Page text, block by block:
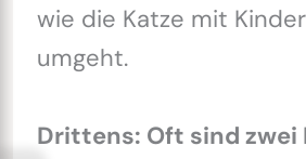
wie die Katze mit
umgeht.
Drittens: Oft sind zwei